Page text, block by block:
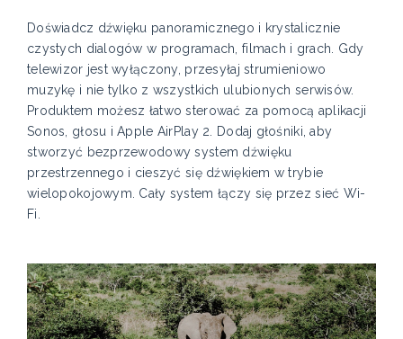
Doświadcz dźwięku panoramicznego i krystalicznie
czystych dialogów w programach, filmach i grach. Gdy
telewizor jest wyłączony, przesyłaj strumieniowo
muzykę i nie tylko z wszystkich ulubionych serwisów.
Produktem możesz łatwo sterować za pomocą aplikacji
Sonos, głosu i Apple AirPlay 2. Dodaj głośniki, aby
stworzyć bezprzewodowy system dźwięku
przestrzennego i cieszyć się dźwiękiem w trybie
wielopokojowym. Cały system łączy się przez sieć Wi-
Fi.